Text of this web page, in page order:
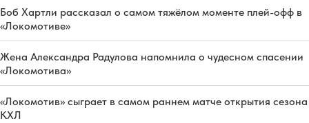
Боб Хартли рассказал о самом тяжёлом моменте плей-офф в
«Локомотиве»
Жена Александра Радулова напомнила о чудесном спасении
«Локомотива»
«Локомотив» сыграет в самом раннем матче открытия сезона
КХЛ